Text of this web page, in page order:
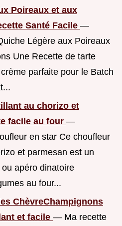
Poireaux et aux
Santé Facile —
Légère aux Poireaux
Une Recette de tarte
parfaite pour le Batch
au chorizo et
facile au four —
en star Ce choufleur
et parmesan est un
apéro dinatoire
au four...
ChèvreChampignons
et facile — Ma recette